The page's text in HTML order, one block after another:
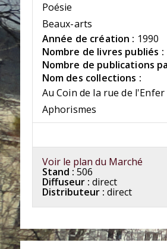
Poésie
Beaux-arts
Année de création : 1990
Nombre de livres publiés :
Nombre de publications
Nom des collections :
Au Coin de la rue de l'Enfer
Aphorismes
Voir le plan du Marché
Stand : 506
Diffuseur : direct
Distributeur : direct